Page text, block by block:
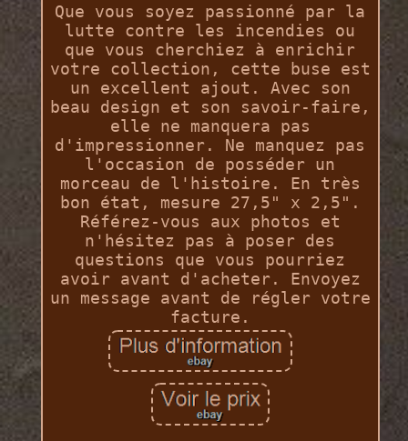
Que vous soyez passionné par la
lutte contre les incendies ou
que vous cherchiez à enrichir
votre collection, cette buse est
un excellent ajout. Avec son
beau design et son savoir-faire,
elle ne manquera pas
d'impressionner. Ne manquez pas
l'occasion de posséder un
morceau de l'histoire. En très
bon état, mesure 27,5" x 2,5".
Référez-vous aux photos et
n'hésitez pas à poser des
questions que vous pourriez
avoir avant d'acheter. Envoyez
un message avant de régler votre
facture.